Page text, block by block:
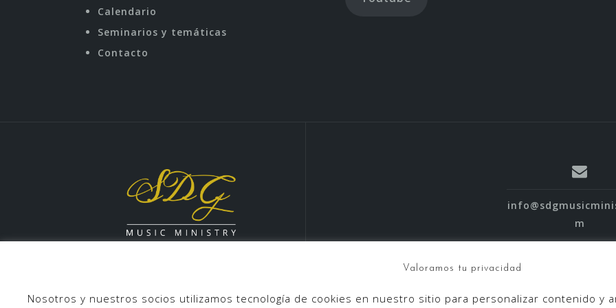
Calendario
Seminarios y temáticas
Contacto
m
Inicio Quienes somos Objetivos Espíritu SDG Funciona
Valoramos tu privacidad
Nosotros y nuestros socios utilizamos tecnología de cookies en nuestro sitio para personalizar contenido y